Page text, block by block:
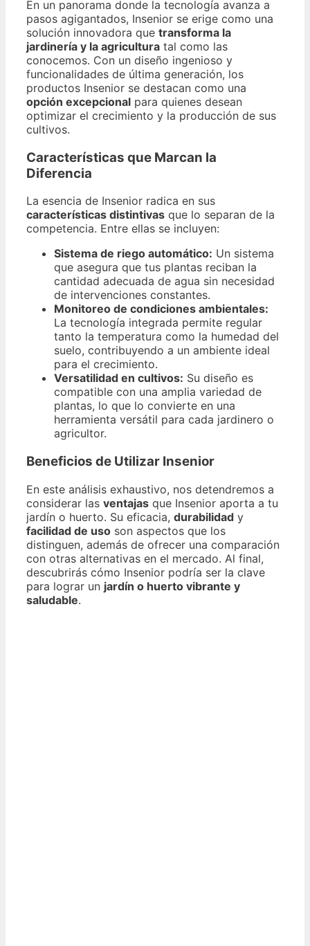
En un panorama donde la tecnología avanza a
pasos agigantados, Insenior se erige como una
solución innovadora que transforma la
jardinería y la agricultura tal como las
conocemos. Con un diseño ingenioso y
funcionalidades de última generación, los
productos Insenior se destacan como una
opción excepcional para quienes desean
optimizar el crecimiento y la producción de sus
cultivos.
Características que Marcan la
Diferencia
La esencia de Insenior radica en sus
características distintivas que lo separan de la
competencia. Entre ellas se incluyen:
Sistema de riego automático: Un sistema
que asegura que tus plantas reciban la
cantidad adecuada de agua sin necesidad
de intervenciones constantes.
Monitoreo de condiciones ambientales:
La tecnología integrada permite regular
tanto la temperatura como la humedad del
suelo, contribuyendo a un ambiente ideal
para el crecimiento.
Versatilidad en cultivos: Su diseño es
compatible con una amplia variedad de
plantas, lo que lo convierte en una
herramienta versátil para cada jardinero o
agricultor.
Beneficios de Utilizar Insenior
En este análisis exhaustivo, nos detendremos a
considerar las ventajas que Insenior aporta a tu
jardín o huerto. Su eficacia, durabilidad y
facilidad de uso son aspectos que los
distinguen, además de ofrecer una comparación
con otras alternativas en el mercado. Al final,
descubrirás cómo Insenior podría ser la clave
para lograr un jardín o huerto vibrante y
saludable.